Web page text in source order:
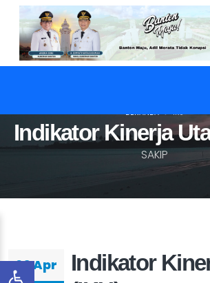
Indikator Kinerja
SAKIP
BERANDA IKU
20 Apr
Indikator